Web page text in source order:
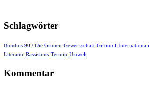
Schlagwörter
Bündnis 90 / Die Grünen Gewerkschaft Giftmüll
Literatur Rassismus Termin Umwelt
Kommentar